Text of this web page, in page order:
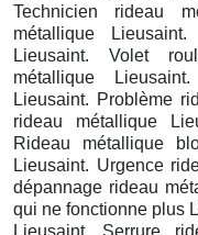
Technicien rideau
métallique
Lieusaint. Volet
métallique
Lieusaint. Problème
rideau métallique
Rideau métallique
Lieusaint. Urgence
dépannage rideau
qui ne fonctionne plus
Lieusaint. Serrure